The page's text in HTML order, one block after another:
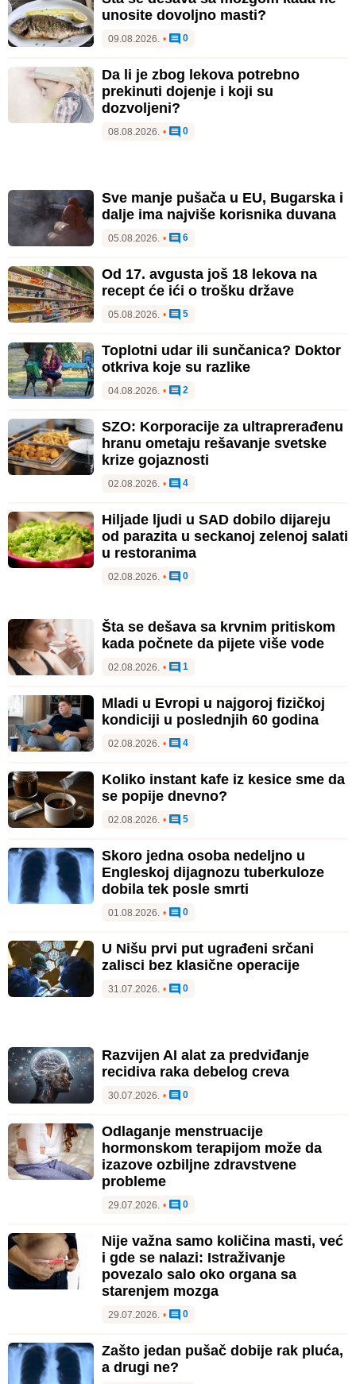
unosite dovoljno masti?
09.08.2026. • 0
Da li je zbog lekova potrebno
prekinuti dojenje i koji su
dozvoljeni?
08.08.2026. • 0
Sve manje pušača u EU, Bugarska i
dalje ima najviše korisnika duvana
05.08.2026. • 6
Od 17. avgusta još 18 lekova na
recept će ići o trošku države
05.08.2026. • 5
Toplotni udar ili sunčanica? Doktor
otkriva koje su razlike
04.08.2026. • 2
SZO: Korporacije za ultraprerađenu
hranu ometaju rešavanje svetske
krize gojaznosti
02.08.2026. • 4
Hiljade ljudi u SAD dobilo dijareju
od parazita u seckanoj zelenoj salati
u restoranima
02.08.2026. • 0
Šta se dešava sa krvnim pritiskom
kada počnete da pijete više vode
02.08.2026. • 1
Mladi u Evropi u najgoroj fizičkoj
kondiciji u poslednjih 60 godina
02.08.2026. • 4
Koliko instant kafe iz kesice sme da
se popije dnevno?
02.08.2026. • 5
Skoro jedna osoba nedeljno u
Engleskoj dijagnozu tuberkuloze
dobila tek posle smrti
01.08.2026. • 0
U Nišu prvi put ugrađeni srčani
zalisci bez klasične operacije
31.07.2026. • 0
Razvijen AI alat za predviđanje
recidiva raka debelog creva
30.07.2026. • 0
Odlaganje menstruacije
hormonskom terapijom može da
izazove ozbiljne zdravstvene
probleme
29.07.2026. • 0
Nije važna samo količina masti, već
i gde se nalazi: Istraživanje
povezalo salo oko organa sa
starenjem mozga
29.07.2026. • 0
Zašto jedan pušač dobije rak pluća,
a drugi ne?